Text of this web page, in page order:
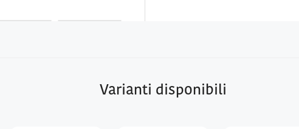
Varianti disponibili